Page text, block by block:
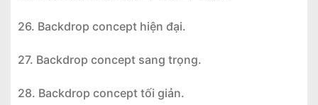
26. Backdrop concept hiện đại.
27. Backdrop concept sang trọng.
28. Backdrop concept tối giản.